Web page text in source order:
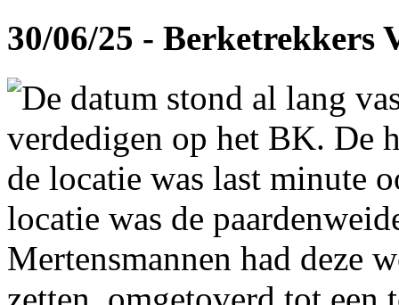
30/06/25 - Berketrekkers
De datum stond al lang
verdedigen op het BK. De
de locatie was last minute
locatie was de
Mertensmannen had deze